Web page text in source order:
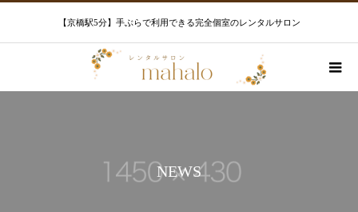
【京橋駅5分】手ぶらで利用できる完全個室のレンタルサロン
NEWS